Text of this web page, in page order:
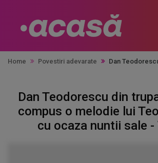
Home Povestiri adevarate Dan
Dan Teodorescu din
compus o melodie lui
cu ocaza nuntii sale -